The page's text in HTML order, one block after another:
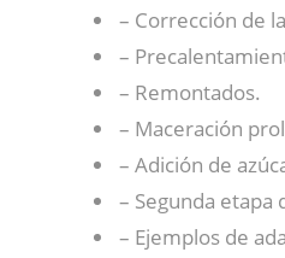
– Corrección de
–
– Remontados.
– Maceración
– Adición de
– Segunda
– Ejemplos de